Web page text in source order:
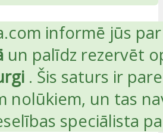
informē jūs
un palīdz rezervēt
. Šis saturs ir
nolūkiem, un tas
speciālista